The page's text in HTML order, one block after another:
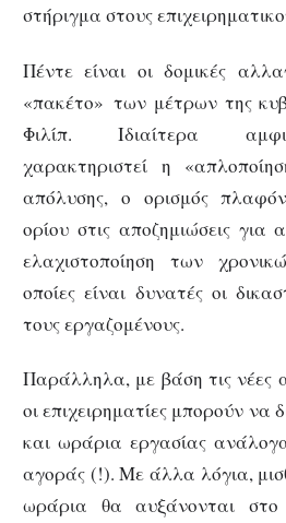
στήριγμα στους
Πέντε είναι οι δομικές
«πακέτο» των μέτρων της
Φιλίπ. Ιδιαίτερα
χαρακτηριστεί η
απόλυσης, ο ορισμός
ορίου στις αποζημιώσεις
ελαχιστοποίηση των
οποίες είναι δυνατές οι
τους εργαζομένους.
Παράλληλα, με βάση τις νέες
οι επιχειρηματίες μπορούν να
και ωράρια εργασίας
αγοράς (!). Με άλλα λόγια,
ωράρια θα αυξάνονται